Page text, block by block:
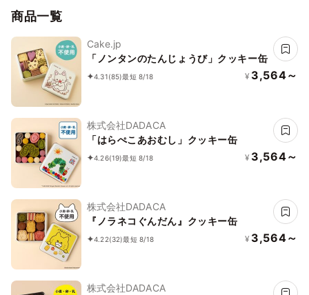
商品一覧
Cake.jp
「ノンタンのたんじょうび」クッキー缶
4.31(85)最短 8/18 ¥ 3,564～
株式会社DADACA
「はらぺこあおむし」クッキー缶
4.26(19)最短 8/18 ¥ 3,564～
株式会社DADACA
『ノラネコぐんだん』クッキー缶
4.22(32)最短 8/18 ¥ 3,564～
株式会社DADACA